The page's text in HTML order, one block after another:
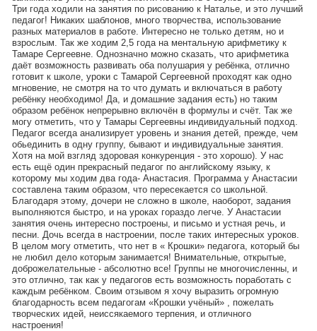
Три года ходили на занятия по рисованию к Наталье, и это лучший
педагог! Никаких шаблонов, много творчества, использование
разных материалов в работе. Интересно не только детям, но и
взрослым. Так же ходим 2,5 года на ментальную арифметику к
Тамаре Сергеевне. Однозначно можно сказать, что арифметика
даёт возможность развивать оба полушария у ребёнка, отлично
готовит к школе, уроки с Тамарой Сергеевной проходят как одно
мгновение, не смотря на то что думать и включаться в работу
ребёнку необходимо! Да, и домашние задания есть) но таким
образом ребёнок непрерывно включён в формулы и счёт. Так же
могу отметить, что у Тамары Сергеевны индивидуальный подход.
Педагог всегда анализирует уровень и знания детей, прежде, чем
обьединить в одну группу, бывают и индивидуальные занятия.
Хотя на мой взгляд здоровая конкуренция - это хорошо). У нас
есть ещё один прекрасный педагог по английскому языку, к
которому мы ходим два года- Анастасия. Программа у Анастасии
составлена таким образом, что пересекается со школьной.
Благодаря этому, дочери не сложно в школе, наоборот, задания
выполняются быстро, и на уроках гораздо легче. У Анастасии
занятия очень интересно построены, и письмо и устная речь, и
песни. Дочь всегда в настроении, после таких интересных уроков.
В целом могу отметить, что нет в « Крошки» педагога, который бы
не любил дело которым занимается! Внимательные, открытые,
доброжелательные - абсолютно все! Группы не многочисленны, и
это отлично, так как у педагогов есть возможность поработать с
каждым ребёнком. Своим отзывом я хочу выразить огромную
благодарность всем педагогам «Крошки учёный» , пожелать
творческих идей, неиссякаемого терпения, и отличного
настроения!